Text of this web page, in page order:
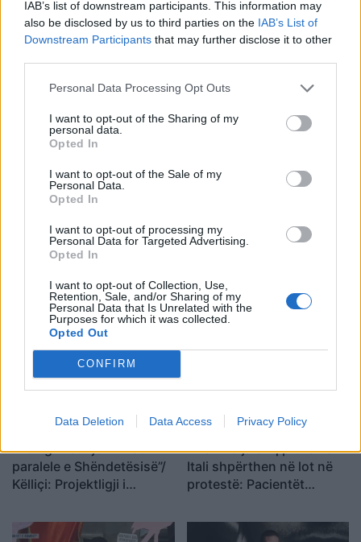
IAB’s list of downstream participants. This information may
also be disclosed by us to third parties on the IAB’s List of
Downstream Participants that may further disclose it to other
Personal Data Processing Opt Outs
I want to opt-out of the Sharing of my
personal data.
Opted In
I want to opt-out of the Sale of my
Personal Data.
Opted In
I want to opt-out of processing my
Personal Data for Targeted Advertising.
Opted In
I want to opt-out of Collection, Use,
Retention, Sale, and/or Sharing of my
Personal Data that Is Unrelated with the
Purposes for which it was collected.
Opted Out
CONFIRM
Data Deletion Data Access Privacy Policy
Shtuarmë15.09.2025 09:21
Tags:
Diella , rama
Nga gëzimi i dasmës te
dhimbja e madhe, Arianit
Çetaj gjendet i pajetë në
hapësirën e pushuesve në
Zvërnec, gjobitet me 300
mijë lekë drejtuesi
“Po ngrihet një ministri
paralele e Shëndetësisë”/
Këlliçi: Projektligji i
monopolit, SPAK të
ndërhyjë
Infermierja shqiptare në
Itali shpërthen në lot në
protestë: Pacientët
kurim jashtë vendit